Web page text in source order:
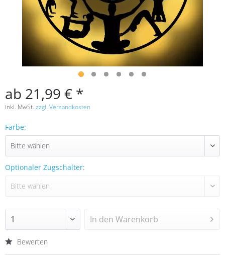
ab 21,99 € *
inkl. MwSt. zzgl. Versandkosten
Farbe:
Optionaler Zugschalter:
In den Warenkorb
Bewerten